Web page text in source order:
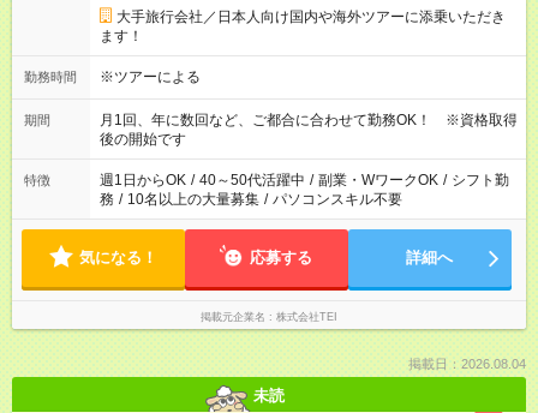
大手旅行会社／日本人向け国内や海外ツアーに添乗いただき
ます！
勤務時間 ※ツアーによる
期間
月1回、年に数回など、ご都合に合わせて勤務OK！ ※資格取得
後の開始です
特徴 週1日からOK / 40～50代活躍中 / 副業・WワークOK / シフト勤
務 / 10名以上の大量募集 / パソコンスキル不要
気になる！ 応募する 詳細へ
掲載元企業名 株式会社TEI
掲載日：2026.08.04
未読